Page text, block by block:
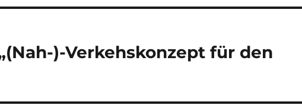
)-Verkehskonzept für den